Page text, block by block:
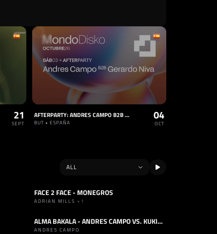
21
SEPT
AFTERPARTY: ANDRES CAMPO B2B GERARDO NIVA
BUT • ESPAÑA
04
OCT
SET HARD BOUNCE+1
FACE 2 FACE - MONEGROS
ADRIAN MILLS +1
SET REMEMBER ALMA BAKALA - ANDRES CAMPO VS. KUKI - 10H SET - CHOCOLATE - 1 MARZO
ANDRES CAMPO